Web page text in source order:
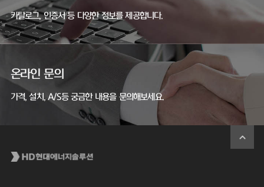
카탈로그, 인증서 등 다양한 정보를 제공합니다.
온라인 문의
가격, 설치, A/S등 궁금한 내용을 문의해보세요.